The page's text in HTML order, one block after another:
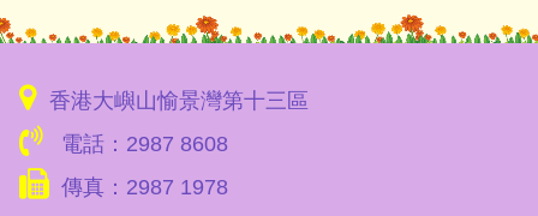
香港大嶼山愉景灣第十三區
電話：2987 8608
傳真：2987 1978